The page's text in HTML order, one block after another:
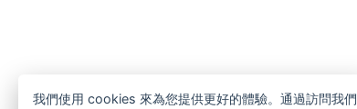
我們使用 cookies 來為您提供更好的體驗。通過訪問我們